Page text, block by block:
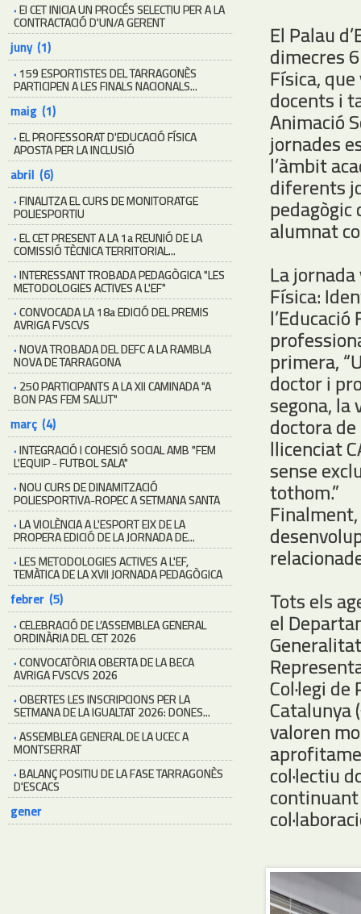
·El CET INICIA UN PROCÉS SELECTIU PER A LA
CONTRACTACIÓ D'UN/A GERENT
juny (1)
· 159 ESPORTISTES DEL TARRAGONÈS
PARTICIPEN A LES FINALS NACIONALS...
maig (1)
·EL PROFESSORAT D'EDUCACIÓ FÍSICA
APOSTA PER LA INCLUSIÓ
abril (6)
·FINALITZA EL CURS DE MONITORATGE
POLIESPORTIU
·EL CET PRESENT A LA 1a REUNIÓ DE LA
COMISSIÓ TÈCNICA TERRITORIAL...
·INTERESSANT TROBADA PEDAGÒGICA "LES
METODOLOGIES ACTIVES A L'EF"
·CONVOCADA LA 18a EDICIÓ DEL PREMIS
AVRIGA FVSCVS
·NOVA TROBADA DEL DEFC A LA RAMBLA
NOVA DE TARRAGONA
· 250 PARTICIPANTS A LA XII CAMINADA "A
BON PAS FEM SALUT"
març (4)
·INTEGRACIÓ I COHESIÓ SOCIAL AMB "FEM
L'EQUIP - FUTBOL SALA"
·NOU CURS DE DINAMITZACIÓ
POLIESPORTIVA-ROPEC A SETMANA SANTA
·LA VIOLÈNCIA A L'ESPORT EIX DE LA
PROPERA EDICIÓ DE LA JORNADA DE...
·LES METODOLOGIES ACTIVES A L'EF,
TEMÀTICA DE LA XVII JORNADA PEDAGÒGICA
febrer (5)
·CELEBRACIÓ DE L’ASSEMBLEA GENERAL
ORDINÀRIA DEL CET 2026
·CONVOCATÒRIA OBERTA DE LA BECA
AVRIGA FVSCVS 2026
·OBERTES LES INSCRIPCIONS PER LA
SETMANA DE LA IGUALTAT 2026: DONES...
·ASSEMBLEA GENERAL DE LA UCEC A
MONTSERRAT
·BALANÇ POSITIU DE LA FASE TARRAGONÈS
D'ESCACS
gener
El Palau
dimecres
Física,
docents i
Animació
jornades
l’àmbit
diferents
pedagògic
alumnat
La
Física:
primera,
doctor i
segona,
doctora
llicenciat
sense
tothom.”
Tots els
el
Col·legi
Catalunya
valoren
col·lectiu